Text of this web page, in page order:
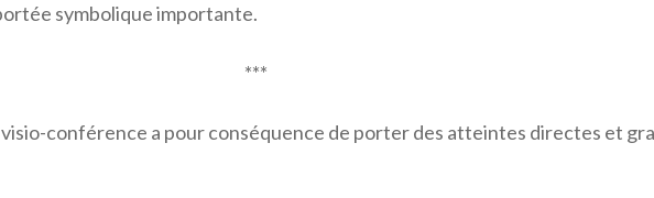
symbolique importante.
***
conférence a pour conséquence de porter des atteintes directes et